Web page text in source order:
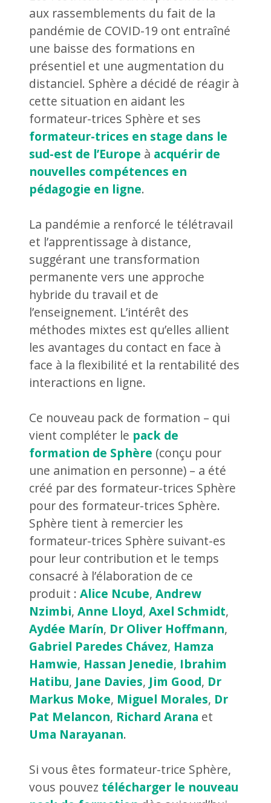
aux rassemblements du fait de la
pandémie de COVID-19 ont entraîné
une baisse des formations en
présentiel et une augmentation du
distanciel. Sphère a décidé de réagir à
cette situation en aidant les
formateur-trices Sphère et ses
formateur-trices en stage dans le
sud-est de l’Europe à acquérir de
nouvelles compétences en
pédagogie en ligne.
La pandémie a renforcé le télétravail
et l’apprentissage à distance,
suggérant une transformation
permanente vers une approche
hybride du travail et de
l’enseignement. L’intérêt des
méthodes mixtes est qu’elles allient
les avantages du contact en face à
face à la flexibilité et la rentabilité des
interactions en ligne.
Ce nouveau pack de formation – qui
vient compléter le pack de
formation de Sphère (conçu pour
une animation en personne) – a été
créé par des formateur-trices Sphère
pour des formateur-trices Sphère.
Sphère tient à remercier les
formateur-trices Sphère suivant-es
pour leur contribution et le temps
consacré à l’élaboration de ce
produit :Alice Ncube,Andrew
Nzimbi,Anne Lloyd,Axel Schmidt,
Aydée Marín, Dr Oliver Hoffmann,
Gabriel Paredes Chávez, Hamza
Hamwie, Hassan Jenedie, Ibrahim
Hatibu, Jane Davies, Jim Good, Dr
Markus Moke, Miguel Morales, Dr
Pat Melancon, Richard Arana et
Uma Narayanan.
Si vous êtes formateur-trice Sphère,
vous pouvez télécharger le nouveau